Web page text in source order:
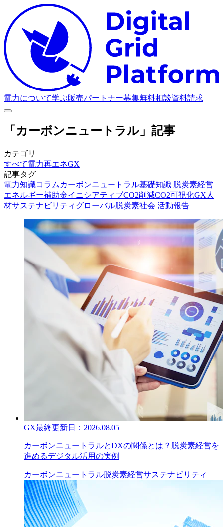
電力について学ぶ販売パートナー募集無料相談資料請求
「カーボンニュートラル」記事
カテゴリ
すべて電力再エネGX
記事タグ
電力知識コラム カーボンニュートラル基礎知識 脱炭素経営
エネルギー補助金イニシアティブCO2削減CO2可視化GX人
材サステナビリティ グローバル脱炭素社会 活動報告
GX最終更新日： 2026.08.05
カーボンニュートラルとDXの関係とは？脱炭素経営を
進めるデジタル活用の実例
カーボンニュートラル脱炭素経営サステナビリティ